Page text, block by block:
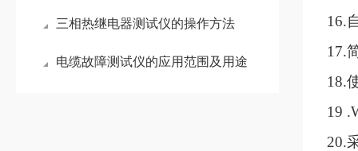
三相热继电器测试仪的操作方法
电缆故障测试仪的应用范围及用途
16.
17.
18.
19
20.